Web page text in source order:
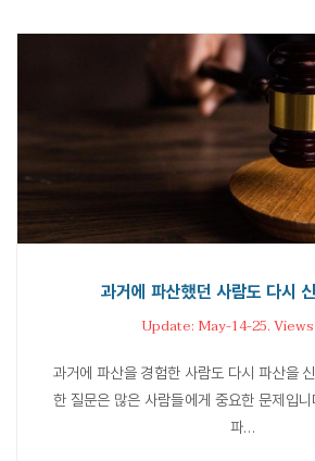
과거에 파산했던 사람도 다시
Update: May-14-25. Views
과거에 파산을 경험한 사람도 다시 파산을
한 질문은 많은 사람들에게 중요한 문제입
파…